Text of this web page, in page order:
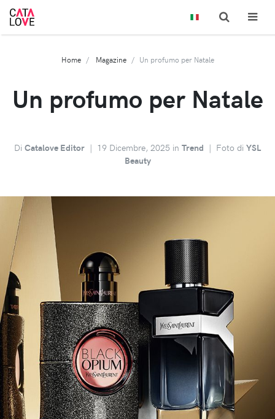
Home Magazine Un profumo per Natale
Un profumo per Natale
Di Catalove Editor | 19 Dicembre, 2025 in Trend | Foto di YSL
Beauty